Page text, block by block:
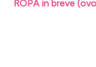
ROPA in breve